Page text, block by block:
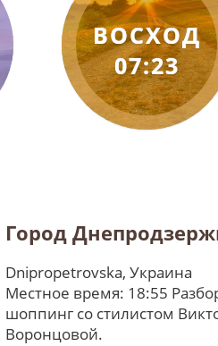
ВОСХОД
07:23
Город
Dnipropetrovska, Украина
Местное время: 18:55
шоппинг со стилистом
Воронцовой.